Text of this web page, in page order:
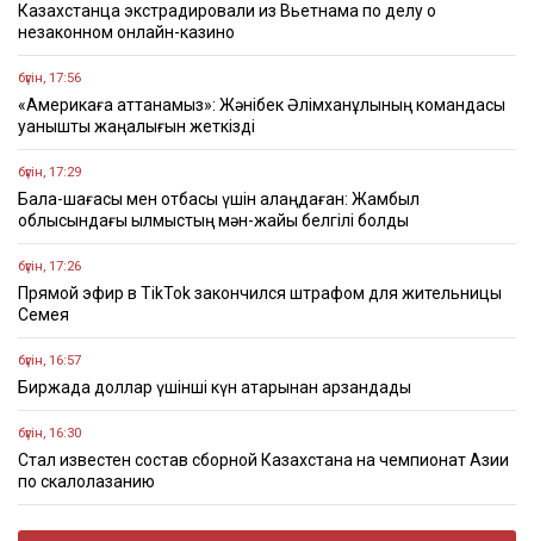
Казахстанца экстрадировали из Вьетнама по делу о
незаконном онлайн-казино
бүгін, 17:56
«Америкаға аттанамыз»: Жәнібек Әлімханұлының командасы
қуанышты жаңалығын жеткізді
бүгін, 17:29
Бала-шағасы мен отбасы үшін алаңдаған: Жамбыл
облысындағы қылмыстың мән-жайы белгілі болды
бүгін, 17:26
Прямой эфир в TikTok закончился штрафом для жительницы
Семея
бүгін, 16:57
Биржада доллар үшінші күн қатарынан арзандады
бүгін, 16:30
Стал известен состав сборной Казахстана на чемпионат Азии
по скалолазанию
бүгін, 16:22